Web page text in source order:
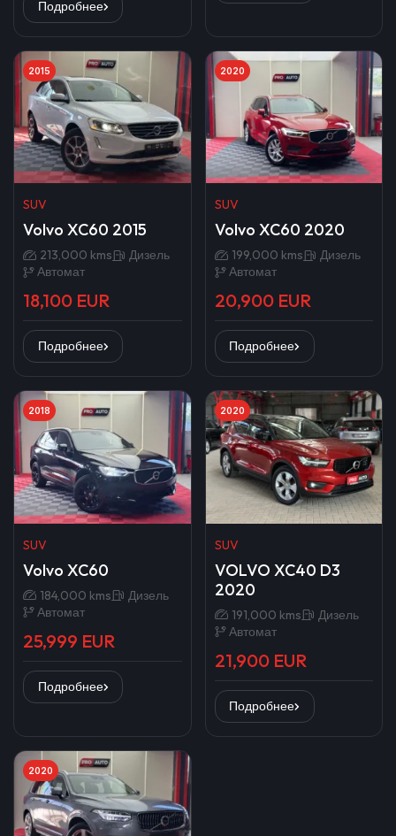
Подробнее
2015
SUV
Volvo XC60 2015
213,000 kms
Дизель
Автомат
18,100 EUR
Подробнее
2020
SUV
Volvo XC60 2020
199,000 kms
Дизель
Автомат
20,900 EUR
Подробнее
2018
SUV
Volvo XC60
184,000 kms
Дизель
Автомат
25,999 EUR
Подробнее
2020
SUV
VOLVO XC40 D3
2020
191,000 kms
Дизель
Автомат
21,900 EUR
Подробнее
2020